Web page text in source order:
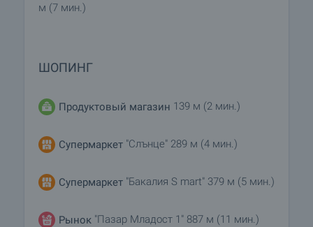
м (7 мин.)
ШОПИНГ
Продуктовый магазин 139 м (2 мин.)
Супермаркет "Слънце" 289 м (4 мин.)
Супермаркет "Бакалия S mart" 379 м (5 мин.)
Рынок "Пазар Младост 1" 887 м (11 мин.)